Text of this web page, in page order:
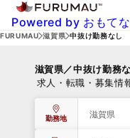
Powered by おもて
FURUMAU 滋賀県 中抜け勤務なし
滋賀県／中抜け勤務
求人・転職・募集情
勤務地 滋賀県